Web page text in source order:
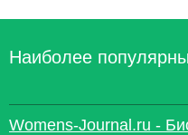
Наиболее
Womens-Journal.ru -